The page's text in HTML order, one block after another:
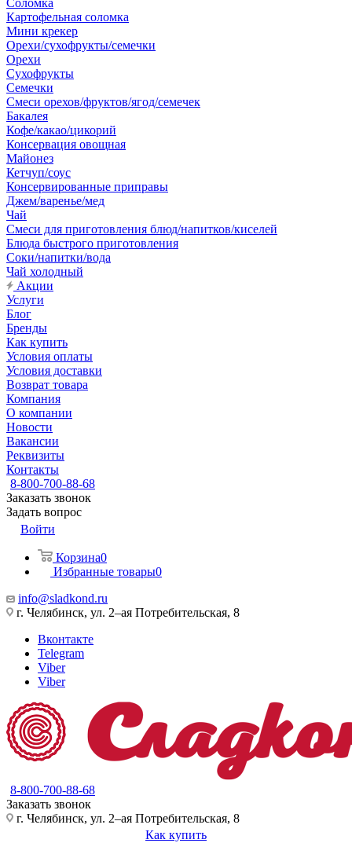
Соломка
Картофельная соломка
Мини крекер
Орехи/сухофрукты/семечки
Орехи
Сухофрукты
Семечки
Смеси орехов/фруктов/ягод/семечек
Бакалея
Кофе/какао/цикорий
Консервация овощная
Майонез
Кетчуп/соус
Консервированные приправы
Джем/варенье/мед
Чай
Смеси для приготовления блюд/напитков/киселей
Блюда быстрого приготовления
Соки/напитки/вода
Чай холодный
Акции
Услуги
Блог
Бренды
Как купить
Условия оплаты
Условия доставки
Возврат товара
Компания
О компании
Новости
Вакансии
Реквизиты
Контакты
8-800-700-88-68
Заказать звонок
Задать вопрос
Войти
Корзина0
Избранные товары0
info@sladkond.ru
г. Челябинск, ул. 2–ая Потребительская, 8
Вконтакте
Telegram
Viber
Viber
8-800-700-88-68
Заказать звонок
г. Челябинск, ул. 2–ая Потребительская, 8
Как купить